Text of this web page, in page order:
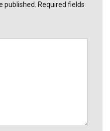
published. Required fields